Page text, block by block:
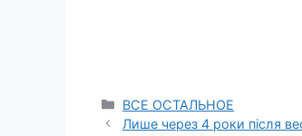
Categories
ВСЕ ОСТАЛЬНОЕ
Лише через 4 роки після